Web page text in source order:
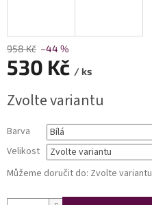
958 Kč –44 %
530 Kč / ks
cena:
Zvolte variantu
Barva
Velikost
Můžeme doručit do: Zvolte variantu